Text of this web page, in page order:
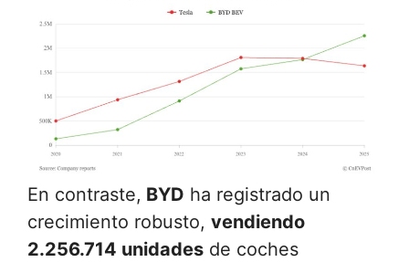
En contraste, BYD ha registrado un
crecimiento robusto, vendiendo
2.256.714 unidades de coches